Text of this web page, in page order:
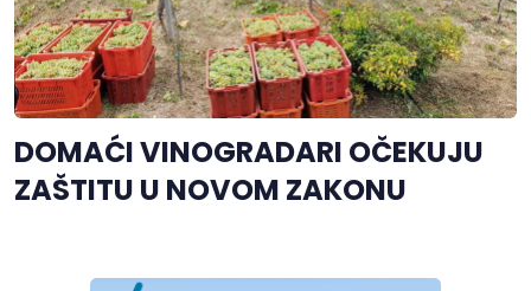
DOMAĆI VINOGRADARI OČEKUJU
ZAŠTITU U NOVOM ZAKONU